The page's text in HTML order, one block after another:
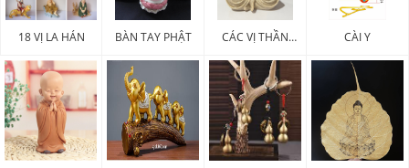
18 VỊ LA HÁN BÀN TAY PHẬT
CÁC VỊ THẦN
CÀI Y